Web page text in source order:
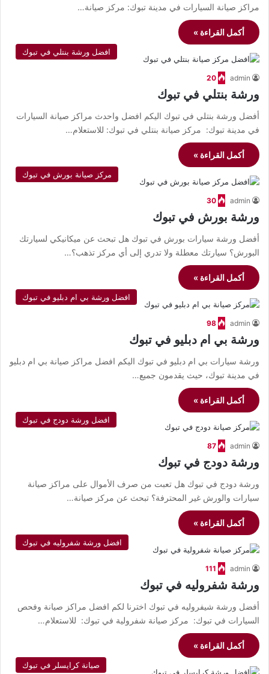
مراكز صيانة السيارات في مدينة تبوك: مركز صيانة…
أكمل القراءة »
افضل ورشة بنتلي في تبوك
admin
20
ورشة بنتلي في تبوك
أفضل ورشة بنتلي في تبوك اليكم افضل واحدث مراكز صيانة السيارات
في مدينة تبوك: مركز صيانة بنتلي في تبوك: للاستعلام…
أكمل القراءة »
مركز صيانة بورش في تبوك
admin
30
ورشة بورش في تبوك
أفضل ورشة سيارات بورش في تبوك هل تبحث عن ميكانيكي لسيارتك
البورش؟ سيارتك معطلة ولا تدري إلى أي مركز تذهب؟…
أكمل القراءة »
افضل ورشة بي ام دبليو في تبوك
admin
98
ورشة بي ام دبليو في تبوك
ورشة سيارات بي ام دبليو في تبوك اليكم افضل مراكز صيانة بي ام دبليو
في مدينة تبوك، حيث يقدمون جميع…
أكمل القراءة »
افضل ورشة دودج في تبوك
admin
87
ورشة دودج في تبوك
ورشة دودج في تبوك هل تعبت من صرف الأموال على مراكز صيانة
سيارات والورش غير المحترفة؟ تبحث عن مركز صيانة…
أكمل القراءة »
افضل ورشة شفروليه في تبوك
admin
111
ورشة شفروليه في تبوك
أفضل ورشة شيفروليه في تبوك اخترنا لكم افضل مراكز صيانة وفحص
السيارات في تبوك: مركز صيانة شفرولية في تبوك: للاستعلام…
أكمل القراءة »
صيانة كرايسلر في تبوك